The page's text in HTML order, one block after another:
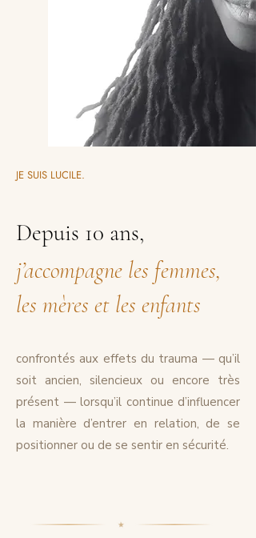
JE SUIS LUCILE.
Depuis 10 ans,
j’accompagne les femmes,
les mères et les enfants
confrontés aux effets du trauma — qu’il
soit ancien, silencieux ou encore très
présent — lorsqu’il continue d’influencer
la manière d’entrer en relation, de se
positionner ou de se sentir en sécurité.​